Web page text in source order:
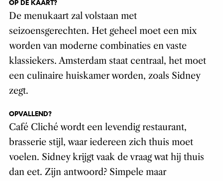
OP DE KAART?
De menukaart zal volstaan met
seizoensgerechten. Het geheel moet een mix
worden van moderne combinaties en vaste
klassiekers. Amsterdam staat centraal, het moet
een culinaire huiskamer worden, zoals Sidney
zegt.
OPVALLEND?
Café Cliché wordt een levendig restaurant,
brasserie stijl, waar iedereen zich thuis moet
voelen. Sidney krijgt vaak de vraag wat hij thuis
dan eet. Zijn antwoord? Simpele maar